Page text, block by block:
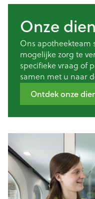
Onze
Ons apotheekteam
mogelijke zorg te
specifieke vraag of
samen met u naar
Ontdek onze